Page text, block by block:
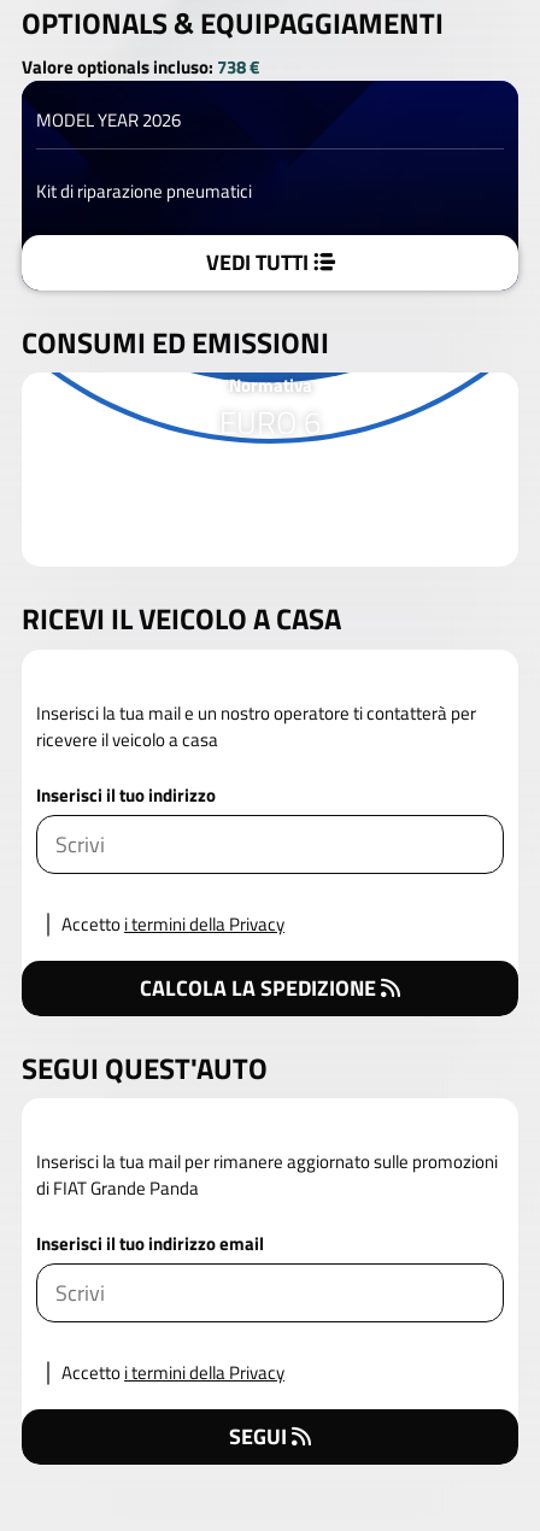
OPTIONALS &EQUIPAGGIAMENTI
Valore optionals incluso: 738 €
MODEL YEAR 2026
Kit di riparazione pneumatici
VEDI TUTTI
CONSUMI ED EMISSIONI
Normativa
EURO 6
RICEVI IL VEICOLO A CASA
Inserisci la tua mail e un nostro operatore ti contatterà per
ricevere il veicolo a casa
Inserisci il tuo indirizzo
Accettoi termini della Privacy
CALCOLA LA SPEDIZIONE
SEGUI QUEST'AUTO
Inserisci la tua mail per rimanere aggiornato sulle promozioni
di FIAT Grande Panda
Inserisci il tuo indirizzo email
Accettoi termini della Privacy
SEGUI